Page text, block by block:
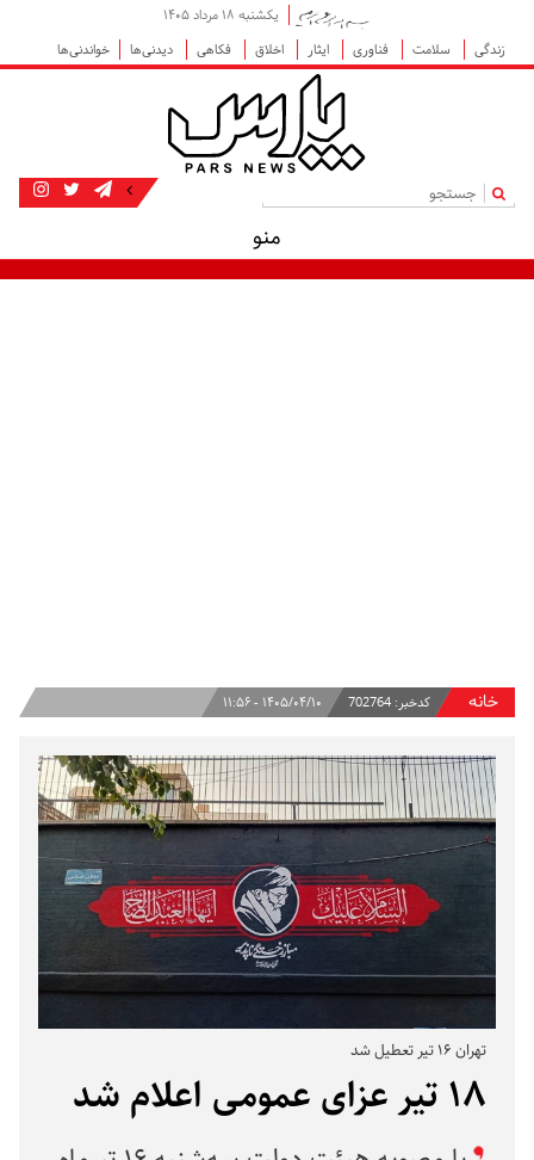
یکشنبه ۱۸ مرداد ۱۴۰۵
زندگی
سلامت فناوری ایثار اخلاق فکاهی دیدنی‌ها خواندنی‌ها
|
منو
خانه کدخبر: 702764 ۱۴۰۵/۰۴/۱۰ - ۱۱:۵۶
تهران ۱۶ تیر تعطیل شد
۱۸ تیر عزای عمومی اعلام شد